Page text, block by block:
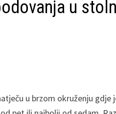
u
u brzom okruženju